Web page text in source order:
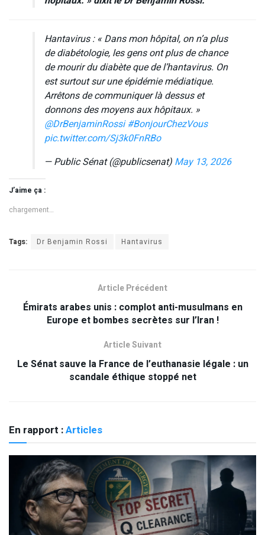
Hantavirus : « Dans mon hôpital, on n’a plus
de diabétologie, les gens ont plus de chance
de mourir du diabète que de l’hantavirus. On
est surtout sur une épidémie médiatique.
Arrêtons de communiquer là dessus et
donnons des moyens aux hôpitaux. »
@DrBenjaminRossi #BonjourChezVous
pic.twitter.com/Sj3k0FnRBo
— Public Sénat (@publicsenat) May 13, 2026
J’aime ça :
chargement…
Tags: Dr Benjamin Rossi Hantavirus
Article Précédent
Émirats arabes unis : complot anti-musulmans en
Europe et bombes secrètes sur l’Iran !
Article Suivant
Le Sénat sauve la France de l’euthanasie légale : un
scandale éthique stoppé net
En rapport :Articles